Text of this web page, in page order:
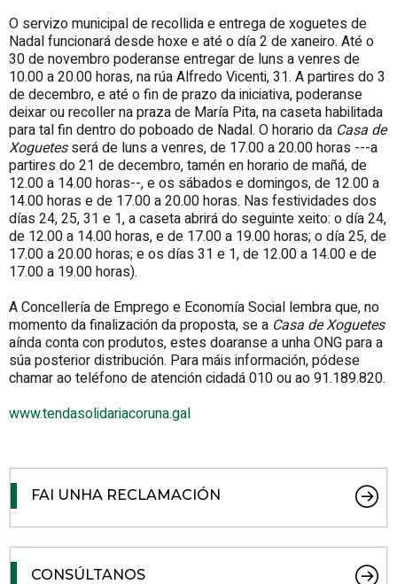
O servizo municipal de recollida e entrega de xoguetes de
Nadal funcionará desde hoxe e até o día 2 de xaneiro. Até o
30 de novembro poderanse entregar de luns a venres de
10.00 a 20.00 horas, na rúa Alfredo Vicenti, 31. A partires do 3
de decembro, e até o fin de prazo da iniciativa, poderanse
deixar ou recoller na praza de María Pita, na caseta habilitada
para tal fin dentro do poboado de Nadal. O horario da Casa de
Xoguetesserá de luns a venres, de 17.00 a 20.00 horas ---a
partires do 21 de decembro, tamén en horario de mañá, de
12.00 a 14.00 horas--, e os sábados e domingos, de 12.00 a
14.00 horas e de 17.00 a 20.00 horas. Nas festividades dos
días 24, 25, 31 e 1, a caseta abrirá do seguinte xeito: o día 24,
de 12.00 a 14.00 horas, e de 17.00 a 19.00 horas; o día 25, de
17.00 a 20.00 horas; e os días 31 e 1, de 12.00 a 14.00 e de
17.00 a 19.00 horas).
A Concellería de Emprego e Economía Social lembra que, no
momento da finalización da proposta, se a Casa de Xoguetes
aínda conta con produtos, estes doaranse a unha ONG para a
súa posterior distribución. Para máis información, pódese
chamar ao teléfono de atención cidadá 010 ou ao 91.189.820.
www.tendasolidariacoruna.gal
FAI UNHA RECLAMACIÓN
CONSÚLTANOS